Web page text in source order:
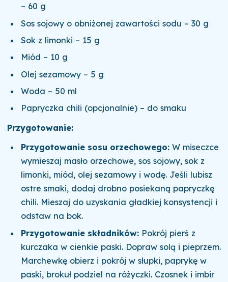
– 60 g
Sos sojowy o obniżonej zawartości sodu – 30 g
Sok z limonki – 15 g
Miód – 10 g
Olej sezamowy – 5 g
Woda – 50 ml
Papryczka chili (opcjonalnie) – do smaku
Przygotowanie:
Przygotowanie sosu orzechowego: W miseczce
wymieszaj masło orzechowe, sos sojowy, sok z
limonki, miód, olej sezamowy i wodę. Jeśli lubisz
ostre smaki, dodaj drobno posiekaną papryczkę
chili. Mieszaj do uzyskania gładkiej konsystencji i
odstaw na bok.
Przygotowanie składników: Pokrój pierś z
kurczaka w cienkie paski. Dopraw solą i pieprzem.
Marchewkę obierz i pokrój w słupki, paprykę w
paski, brokuł podziel na różyczki. Czosnek i imbir